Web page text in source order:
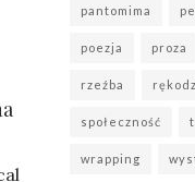
pantomima
poezja proza
rzeźba
społeczność
wrapping